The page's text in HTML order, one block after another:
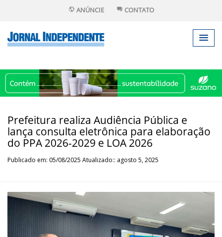
ANÚNCIE CONTATO
Prefeitura realiza Audiência Pública e
lança consulta eletrônica para elaboração
do PPA 2026-2029 e LOA 2026
Publicado em: 05/08/2025 Atualizado:: agosto 5, 2025